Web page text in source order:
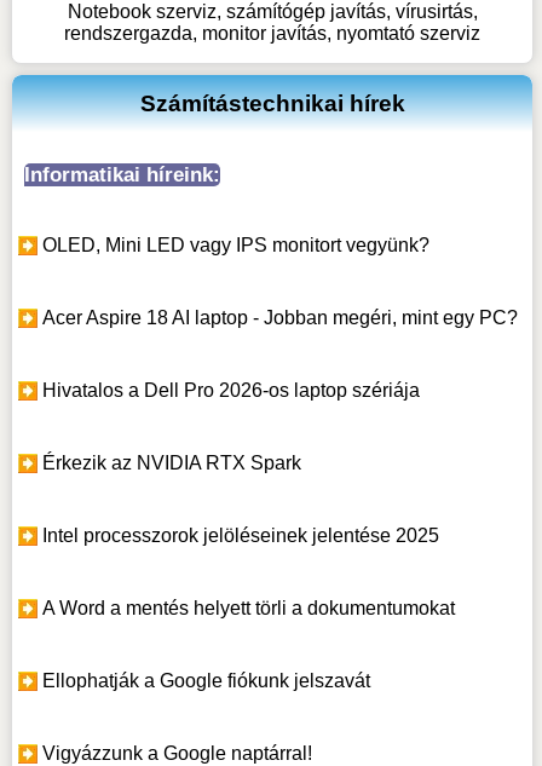
Notebook szerviz, számítógép javítás, vírusirtás,
rendszergazda, monitor javítás, nyomtató szerviz
Számítástechnikai hírek
Informatikai híreink:
OLED, Mini LED vagy IPS monitort vegyünk?
Acer Aspire 18 AI laptop - Jobban megéri, mint egy PC?
Hivatalos a Dell Pro 2026-os laptop szériája
Érkezik az NVIDIA RTX Spark
Intel processzorok jelöléseinek jelentése 2025
A Word a mentés helyett törli a dokumentumokat
Ellophatják a Google fiókunk jelszavát
Vigyázzunk a Google naptárral!